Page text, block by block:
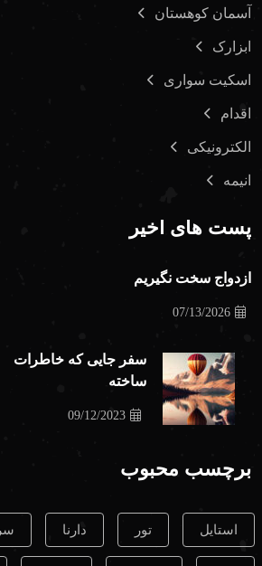
آسمان کوهستان
ابزارک
اسکیت سواری
اقدام
الکترونیکی
انیمه
پست های اخیر
ازدواج سخت نگیریم
07/13/2026
سفر جایی که خاطرات
ساخته
09/12/2023
برچسب محبوب
استایل تور دارنا